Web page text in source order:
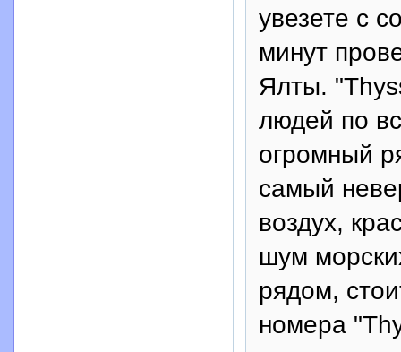
увезете с
минут
Ялты.
людей по
огромный
самый
воздух,
шум
рядом,
номера